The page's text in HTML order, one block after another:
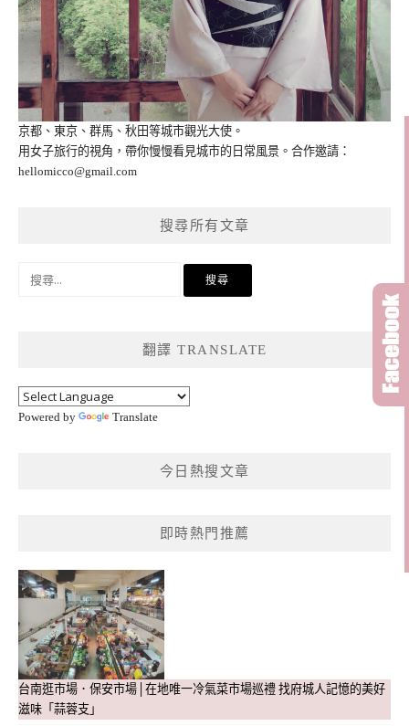
京都、東京、群馬、秋田等城市觀光大使。
用女子旅行的視角，帶你慢慢看見城市的日常風景。合作邀請：
hellomicco@gmail.com
搜尋所有文章
翻譯 TRANSLATE
Powered by Translate
今日熱搜文章
即時熱門推薦
台南逛市場．保安市場│在地唯一冷氣菜市場巡禮 找府城人記憶的美好
滋味「蒜蓉支」